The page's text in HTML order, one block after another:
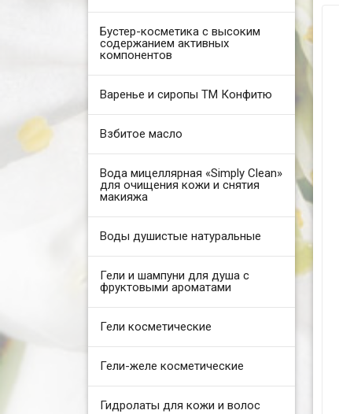
Бустер-косметика с высоким
содержанием активных
компонентов
Варенье и сиропы ТМ Конфитю
Взбитое масло
Вода мицеллярная «Simply Clean»
для очищения кожи и снятия
макияжа
Воды душистые натуральные
Гели и шампуни для душа с
фруктовыми ароматами
Гели косметические
Гели-желе косметические
Гидролаты для кожи и волос